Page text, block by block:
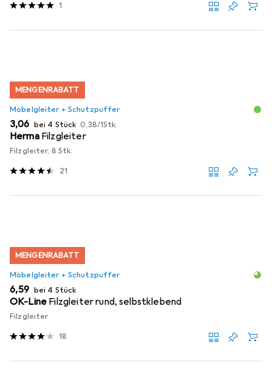
1
MENGENRABATT
Möbelgleiter + Schutzpuffer
EUR
3,06 bei 4 Stück EUR
0,38/1Stk.
Herma Filzgleiter
Filzgleiter, 8 Stk.
21
MENGENRABATT
Möbelgleiter + Schutzpuffer
EUR
6,59 bei 4 Stück
OK-Line Filzgleiter rund, selbstklebend
Filzgleiter
18